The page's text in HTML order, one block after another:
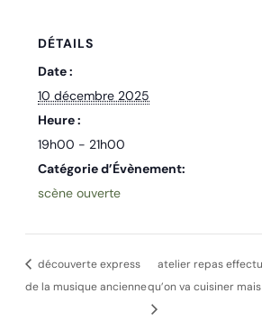
DÉTAILS
Date :
10 décembre 2025
Heure :
19h00 - 21h00
Catégorie d’Évènement:
scène ouverte
découverte express
de la musique ancienne
atelier repas
qu’on va cuisiner